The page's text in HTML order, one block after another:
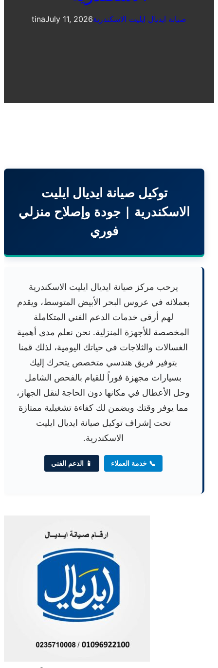
tinaJuly 11, 2026صيانة ايديال ايليت الاسكندرية
توكيل صيانة ايديال ايليت
الاسكندرية | جودة وإصلاح منزلي
فوري
يرحب مركز صيانة ايديال ايليت الاسكندرية
بعملائه في عروس البحر الأبيض المتوسط، ويقدم
لهم أرقى خدمات الدعم الفني المتكاملة
المخصصة للأجهزة المنزلية. نحن نعلم مدى أهمية
الغسالات والثلاجات في حياتك اليومية، لذلك قمنا
بتوفير فريق هندسي متخصص يتحرك إليك
بسيارات مجهزة فوراً للقيام بالفحص الشامل
وحل الأعطال في مكانها دون الحاجة لنقل الجهاز،
مما يوفر وقتك ويضمن لك كفاءة تشغيلية ممتازة
تحت إشراف توكيل صيانة ايديال ايليت
الاسكندرية.
📞 خدمة العملاء 📱 الدعم الفني